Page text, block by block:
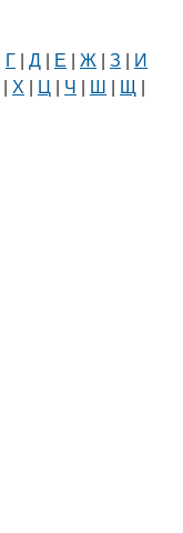
Г Д Е Ж З
И
Х Ц Ч Ш Щ